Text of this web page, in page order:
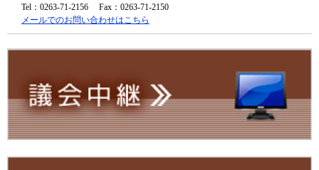
Tel：0263-71-2156
Fax：0263-71-2150
メールでのお問い合わせはこちら